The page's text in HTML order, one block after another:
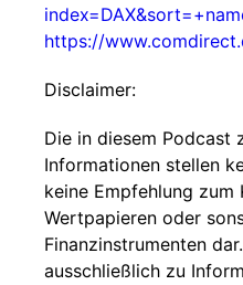
https://
Disclaimer:
Die in diesem Podcast
Informationen stellen
keine Empfehlung
Wertpapieren oder
Finanzinstrumenten
ausschließlich zu